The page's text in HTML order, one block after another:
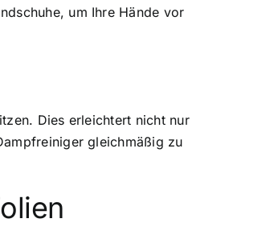
um Ihre Hände vor
Dies erleichtert nicht nur
gleichmäßig zu